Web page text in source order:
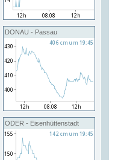
DONAU - Passau
ODER - Eisenhüttenstadt